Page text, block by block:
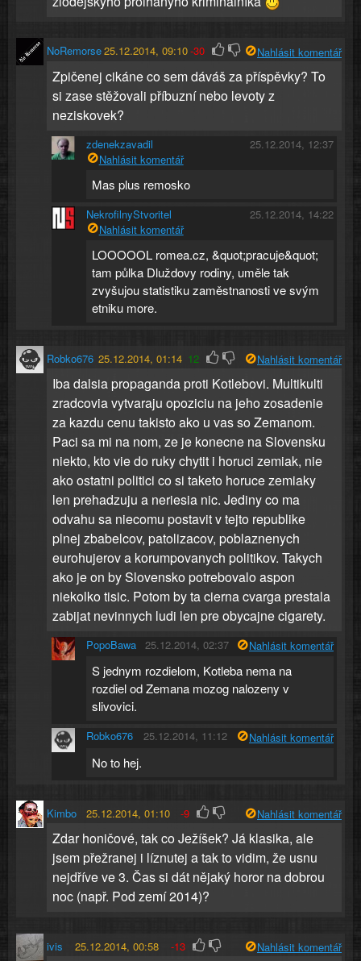
NoRemorse25.12.2014, 09:10-30 Nahlásit komentář
Zpičenej cikáne co sem dáváš za příspěvky? To
si zase stěžovali příbuzní nebo levoty z
neziskovek?
zdenekzavadil
25.12.2014, 12:37
Nahlásit komentář
Mas plus remosko
NekrofilnyStvoritel
25.12.2014, 14:22
Nahlásit komentář
LOOOOOL romea.cz, &quot;pracuje&quot;
tam půlka Dluždovy rodiny, uměle tak
zvyšujou statistiku zaměstnanosti ve svým
etniku more.
Robko676 25.12.2014, 01:14 12 Nahlásit komentář
Iba dalsia propaganda proti Kotlebovi. Multikulti
zradcovia vytvaraju opoziciu na jeho zosadenie
za kazdu cenu takisto ako u vas so Zemanom.
Paci sa mi na nom, ze je konecne na Slovensku
niekto, kto vie do ruky chytit i horuci zemiak, nie
ako ostatni politici co si taketo horuce zemiaky
len prehadzuju a neriesia nic. Jediny co ma
odvahu sa niecomu postavit v tejto republike
plnej zbabelcov, patolizacov, poblaznenych
eurohujerov a korumpovanych politikov. Takych
ako je on by Slovensko potrebovalo aspon
niekolko tisic. Potom by ta cierna cvarga prestala
zabijat nevinnych ludi len pre obycajne cigarety.
PopoBawa 25.12.2014, 02:37 Nahlásit komentář
S jednym rozdielom, Kotleba nema na
rozdiel od Zemana mozog nalozeny v
slivovici.
Robko676 25.12.2014, 11:12 Nahlásit komentář
No to hej.
Kimbo 25.12.2014, 01:10 -9 Nahlásit komentář
Zdar honičové, tak co Ježíšek? Já klasika, ale
jsem přežranej i líznutej a tak to vidim, že usnu
nejdříve ve 3. Čas si dát nějaký horor na dobrou
noc (např. Pod zemí 2014)?
ivis 25.12.2014, 00:58 -13 Nahlásit komentář